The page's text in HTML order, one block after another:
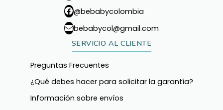
@bebabycolombia
bebabycol@gmail.com
SERVICIO AL CLIENTE
Preguntas Frecuentes
¿Qué debes hacer para solicitar la garantía?
Información sobre envíos